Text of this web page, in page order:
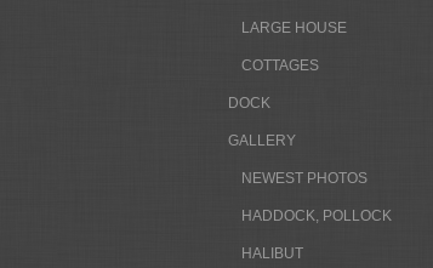
LARGE HOUSE
COTTAGES
DOCK
GALLERY
NEWEST PHOTOS
HADDOCK, POLLOCK
HALIBUT